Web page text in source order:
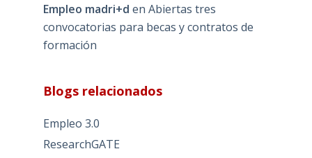
Empleo madri+d en Abiertas tres
convocatorias para becas y contratos de
formación
Blogs relacionados
Empleo 3.0
ResearchGATE